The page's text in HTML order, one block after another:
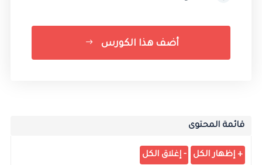
أضف هذا الكورس
قائمة المحتوى